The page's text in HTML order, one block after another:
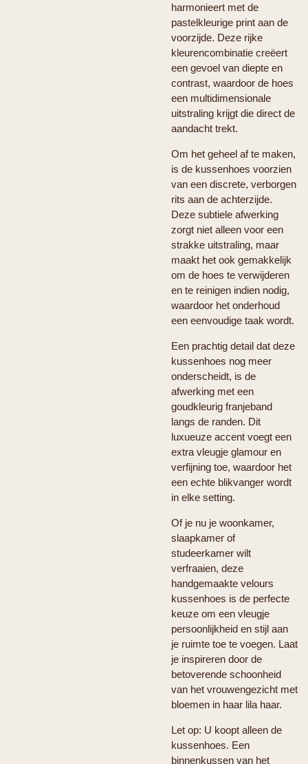
harmonieert met de
pastelkleurige print aan de
voorzijde. Deze rijke
kleurencombinatie creëert
een gevoel van diepte en
contrast, waardoor de hoes
een multidimensionale
uitstraling krijgt die direct de
aandacht trekt.
Om het geheel af te maken,
is de kussenhoes voorzien
van een discrete, verborgen
rits aan de achterzijde.
Deze subtiele afwerking
zorgt niet alleen voor een
strakke uitstraling, maar
maakt het ook gemakkelijk
om de hoes te verwijderen
en te reinigen indien nodig,
waardoor het onderhoud
een eenvoudige taak wordt.
Een prachtig detail dat deze
kussenhoes nog meer
onderscheidt, is de
afwerking met een
goudkleurig franjeband
langs de randen. Dit
luxueuze accent voegt een
extra vleugje glamour en
verfijning toe, waardoor het
een echte blikvanger wordt
in elke setting.
Of je nu je woonkamer,
slaapkamer of
studeerkamer wilt
verfraaien, deze
handgemaakte velours
kussenhoes is de perfecte
keuze om een vleugje
persoonlijkheid en stijl aan
je ruimte toe te voegen. Laat
je inspireren door de
betoverende schoonheid
van het vrouwengezicht met
bloemen in haar lila haar.
Let op: U koopt alleen de
kussenhoes. Een
binnenkussen van het